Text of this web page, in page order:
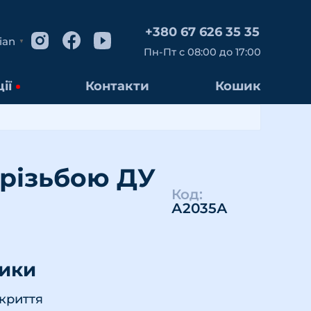
▼
+380 67 626 35 35
Пн-Пт с 08:00 до 17:00
Контакти Кошик
ДУ
Код:
А2035А